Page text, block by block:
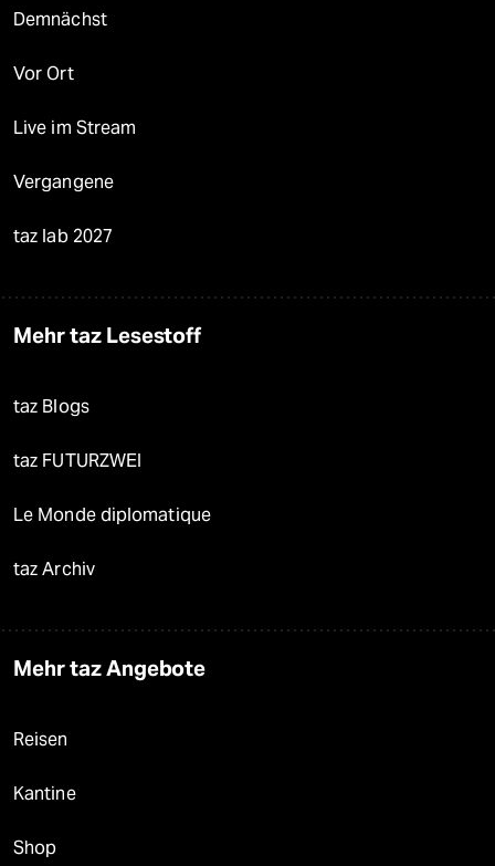
Demnächst
Vor Ort
Live im Stream
Vergangene
taz lab 2027
Mehr taz Lesestoff
taz Blogs
taz FUTURZWEI
Le Monde diplomatique
taz Archiv
Mehr taz Angebote
Reisen
Kantine
Shop